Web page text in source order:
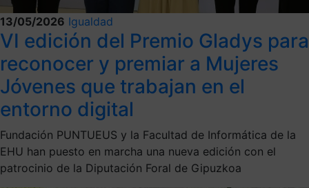
13/05/2026 Igualdad
VI edición del Premio Gladys para
reconocer y premiar a Mujeres
Jóvenes que trabajan en el
entorno digital
Fundación PUNTUEUS y la Facultad de Informática de la
EHU han puesto en marcha una nueva edición con el
patrocinio de la Diputación Foral de Gipuzkoa